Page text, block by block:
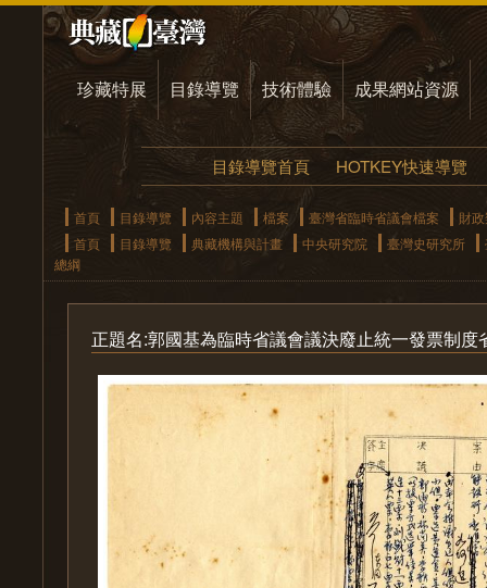
珍藏特展 目錄導覽 技術體驗 成果網站資源
目錄導覽首頁 HOTKEY快速導覽
首頁 目錄導覽 內容主題 檔案 臺灣省臨時省議會檔案
財
首頁
目錄導覽 典藏機構與計畫 中央研究院 臺灣史研究所
總綱
正題名:郭國基為臨時省議會議決廢止統一發票制